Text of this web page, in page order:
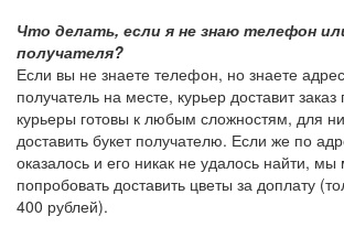
Что делать, если я не знаю телефон
получателя?
Если вы не знаете телефон, но знаете
получатель на месте, курьер доставит
курьеры готовы к любым сложностям, для
доставить букет получателю. Если же по
оказалось и его никак не удалось найти,
попробовать доставить цветы за доплату
400 рублей).